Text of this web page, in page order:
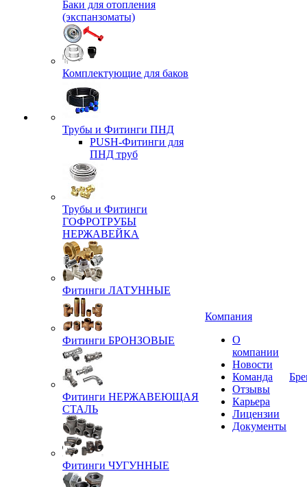
Баки для отопления
(экспанзоматы)
Комплектующие для баков
Трубы и Фитинги ПНД
PUSH-Фитинги для
ПНД труб
Трубы и Фитинги
ГОФРОТРУБЫ
НЕРЖАВЕЙКА
Фитинги ЛАТУННЫЕ
Фитинги БРОНЗОВЫЕ
Фитинги НЕРЖАВЕЮЩАЯ
СТАЛЬ
Фитинги ЧУГУННЫЕ
Компания
О
компании
Новости
Команда
Отзывы
Карьера
Лицензии
Документы